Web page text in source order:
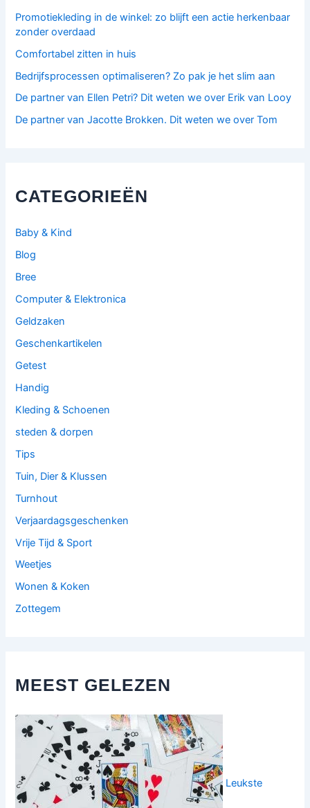
Promotiekleding in de winkel: zo blijft een actie herkenbaar
zonder overdaad
Comfortabel zitten in huis
Bedrijfsprocessen optimaliseren? Zo pak je het slim aan
De partner van Ellen Petri? Dit weten we over Erik van Looy
De partner van Jacotte Brokken. Dit weten we over Tom
CATEGORIEËN
Baby & Kind
Blog
Bree
Computer & Elektronica
Geldzaken
Geschenkartikelen
Getest
Handig
Kleding & Schoenen
steden & dorpen
Tips
Tuin, Dier & Klussen
Turnhout
Verjaardagsgeschenken
Vrije Tijd & Sport
Weetjes
Wonen & Koken
Zottegem
MEEST GELEZEN
Leukste